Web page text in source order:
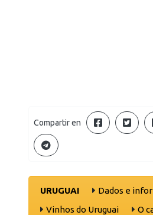
Compartir en
URUGUAI
Dados e
Vinhos do Uruguai
O